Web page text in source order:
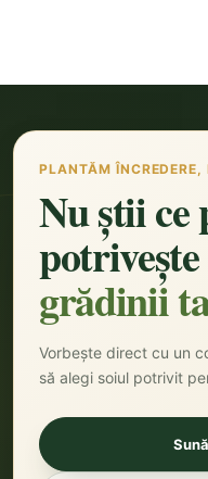
PLANTĂM
Nu știi ce
potrivește
grădinii
Vorbește direct cu un
să alegi soiul potrivit